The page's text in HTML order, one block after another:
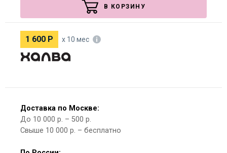
В КОРЗИНУ
1 600 Р х 10 мес
Доставка по Москве:
До 10 000 р. – 500 р.
Свыше 10 000 р. – бесплатно